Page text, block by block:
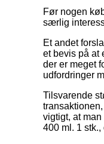
Før nogen
særlig
Et andet
et bevis på at
der er meget
udfordringer
Tilsvarende
vigtigt, at
400 ml. 1